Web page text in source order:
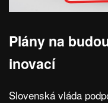
Plány na
inovací
Slovenská vláda